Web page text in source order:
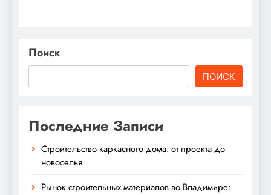
Поиск
ПОИСК
Последние Записи
Строительство каркасного дома: от проекта до
новоселья
Рынок строительных материалов во Владимире: